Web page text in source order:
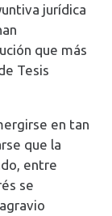
jurídica
que más
Tesis
en tan
que la
entre
se